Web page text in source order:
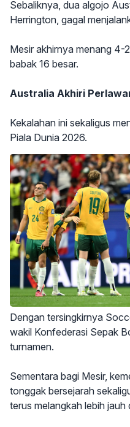
Sebaliknya, dua algojo
Herrington, gagal
Mesir akhirnya menang 4-
babak 16 besar.
Australia Akhiri
Kekalahan ini sekaligus
Piala Dunia 2026.
Dengan tersingkirnya
wakil Konfederasi Sepak
turnamen.
Sementara bagi Mesir,
tonggak bersejarah
terus melangkah lebih